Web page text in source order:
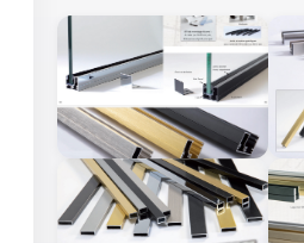
ACCESSOIRES &
CATALOGUE DE PROFILS
VERRE
LES FIXATIONS POUR
LES PROFILS PAROI DE